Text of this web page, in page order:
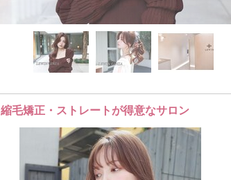
縮毛矯正・ストレートが得意なサロン